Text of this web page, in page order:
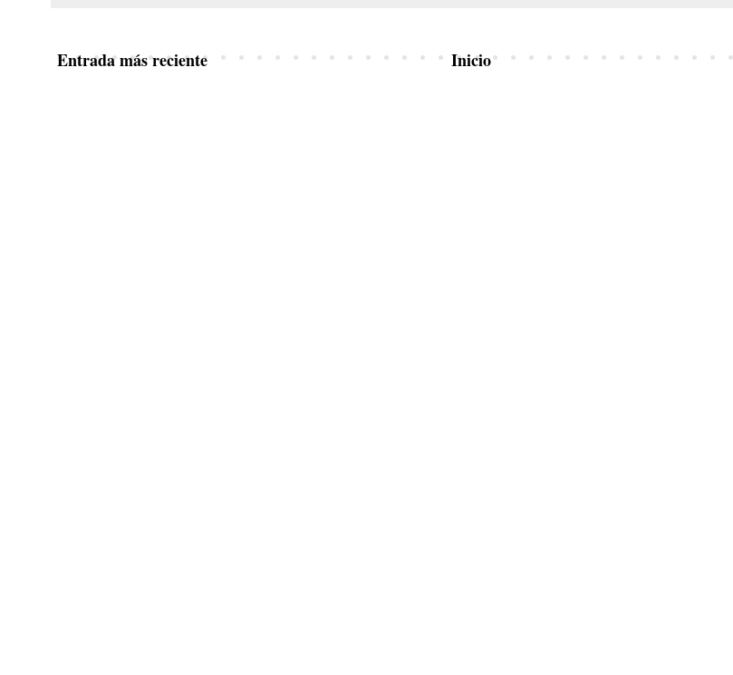
Entrada más reciente Inicio